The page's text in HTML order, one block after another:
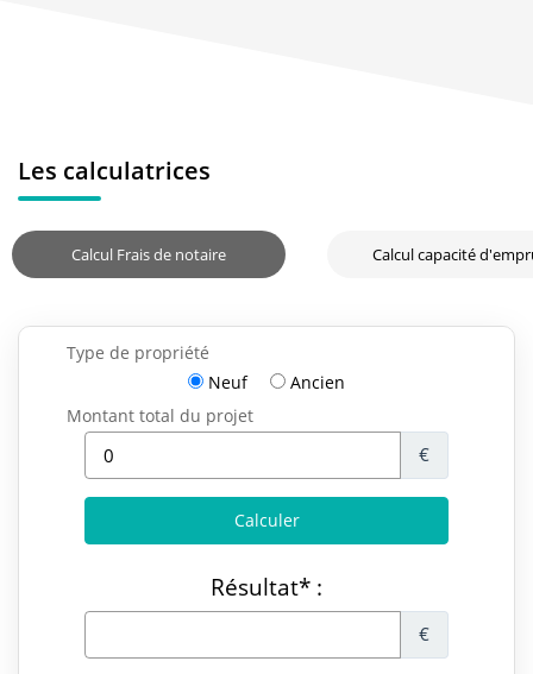
Les calculatrices
Calcul Frais de notaire Calcul capacité